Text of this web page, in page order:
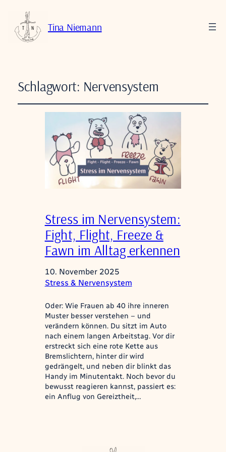
Tina Niemann
Schlagwort: Nervensystem
Stress im Nervensystem:
Fight, Flight, Freeze &
Fawn im Alltag erkennen
10. November 2025
Stress & Nervensystem
Oder: Wie Frauen ab 40 ihre inneren
Muster besser verstehen – und
verändern können. Du sitzt im Auto
nach einem langen Arbeitstag. Vor dir
erstreckt sich eine rote Kette aus
Bremslichtern, hinter dir wird
gedrängelt, und neben dir blinkt das
Handy im Minutentakt. Noch bevor du
bewusst reagieren kannst, passiert es:
ein Anflug von Gereiztheit,…